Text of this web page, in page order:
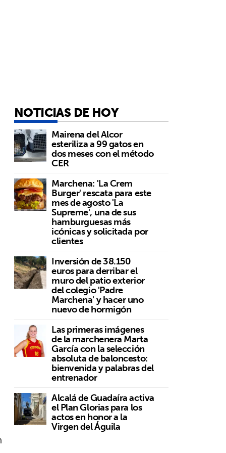
NOTICIAS DE HOY
Mairena del Alcor
esteriliza a 99 gatos en
dos meses con el método
CER
Marchena: 'La Crem
Burger' rescata para este
mes de agosto 'La
Supreme', una de sus
hamburguesas más
icónicas y solicitada por
clientes
Inversión de 38.150
euros para derribar el
muro del patio exterior
del colegio 'Padre
Marchena' y hacer uno
nuevo de hormigón
Las primeras imágenes
de la marchenera Marta
García con la selección
absoluta de baloncesto:
bienvenida y palabras del
entrenador
Alcalá de Guadaíra activa
el Plan Glorias para los
actos en honor a la
Virgen del Águila